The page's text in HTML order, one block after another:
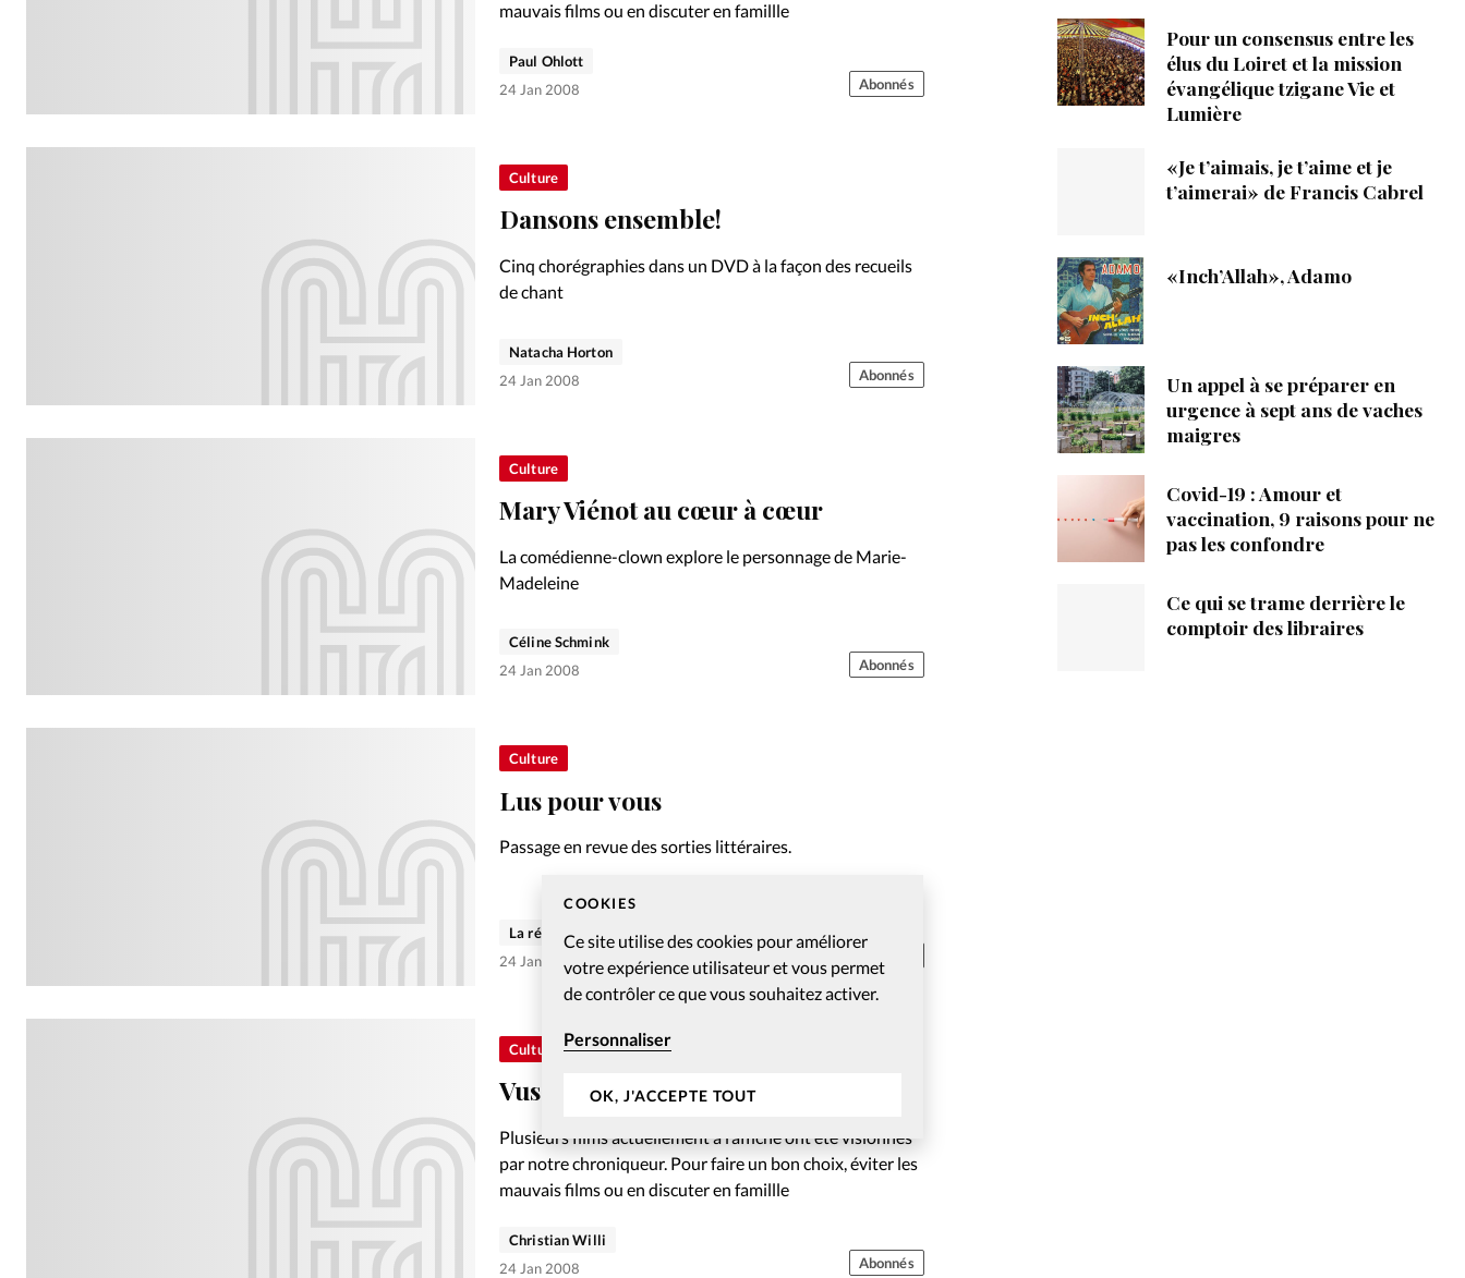
COOKIES
Ce site utilise des cookies pour améliorer
votre expérience utilisateur et vous permet
de contrôler ce que vous souhaitez activer.
Personnaliser
OK, J'ACCEPTE TOUT
mauvais films ou en discuter en famillle
Paul Ohlott
24 Jan 2008
Abonnés
Culture
Dansons ensemble!
Cinq chorégraphies dans un DVD à la façon des recueils
de chant
Natacha Horton
24 Jan 2008
Abonnés
Culture
Mary Viénot au cœur à cœur
La comédienne-clown explore le personnage de Marie-
Madeleine
Céline Schmink
24 Jan 2008
Abonnés
Culture
Lus pour vous
Passage en revue des sorties littéraires.
La rédaction de Christianisme Aujourd'hui
24 Jan 2008
Culture
Vus pour vous
Plusieurs films actuellement à l’affiche ont été visionnés
par notre chroniqueur. Pour faire un bon choix, éviter les
mauvais films ou en discuter en famillle
Christian Willi
24 Jan 2008
Abonnés
Pour un consensus entre les
élus du Loiret et la mission
évangélique tzigane Vie et
Lumière
«Je t’aimais, je t’aime et je
t’aimerai» de Francis Cabrel
«Inch’Allah», Adamo
Un appel à se préparer en
urgence à sept ans de vaches
maigres
Covid-19 : Amour et
vaccination, 9 raisons pour ne
pas les confondre
Ce qui se trame derrière le
comptoir des libraires